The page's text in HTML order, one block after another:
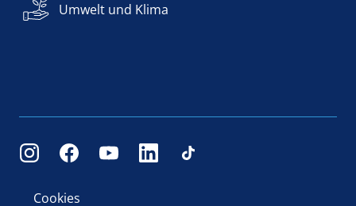
Umwelt und Klima
Cookies